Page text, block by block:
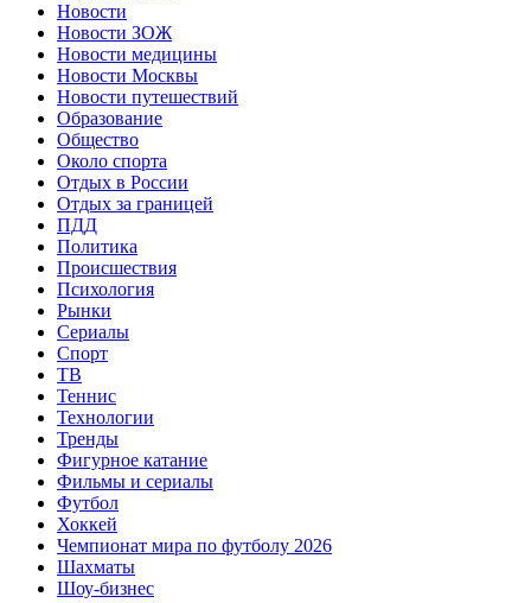
Новости
Новости ЗОЖ
Новости медицины
Новости Москвы
Новости путешествий
Образование
Общество
Около спорта
Отдых в России
Отдых за границей
ПДД
Политика
Происшествия
Психология
Рынки
Сериалы
Спорт
ТВ
Теннис
Технологии
Тренды
Фигурное катание
Фильмы и сериалы
Футбол
Хоккей
Чемпионат мира по футболу 2026
Шахматы
Шоу-бизнес